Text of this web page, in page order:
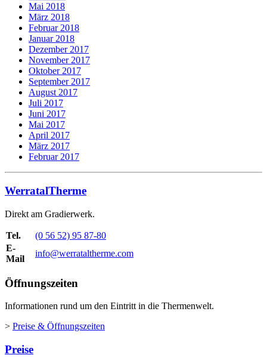
Mai 2018
März 2018
Februar 2018
Januar 2018
Dezember 2017
November 2017
Oktober 2017
September 2017
August 2017
Juli 2017
Juni 2017
Mai 2017
April 2017
März 2017
Februar 2017
WerratalTherme
Direkt am Gradierwerk.
Tel.
(0 56 52) 95 87-80
E-
Mail
info@werrataltherme.com
Öffnungszeiten
Informationen rund um den Eintritt in die Thermenwelt.
> Preise & Öffnungszeiten
Preise